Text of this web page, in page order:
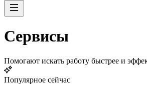
Сервисы
Помогают искать работу быстрее и
Популярное сейчас